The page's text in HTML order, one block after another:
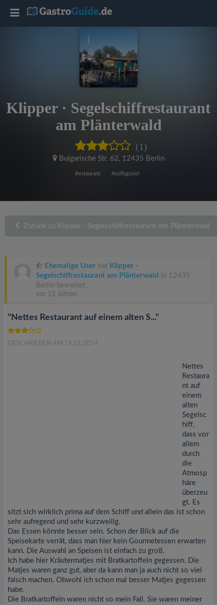
Klipper · Segelschiffrestaurant
am Plänterwald
(1)
Bulgarische Str. 62, 12435 Berlin
Restaurant Ausflugsziel
Zurück zu Klipper · Segelschiffrestaurant am Plänterwald
Ehemalige User hat Klipper ·
Segelschiffrestaurant am Plänterwald in 12435
Berlin bewertet.
vor 13 Jahren
"Nettes Restaurant auf einem alten S..."
GESCHRIEBEN AM 16.01.2014
Nettes
Restaura
nt auf
einem
alten
Segelsc
hiff,
dass vor
allem
durch
die
Atmosp
häre
überzeu
gt. Es
sitzt sich wirklich prima auf dem Schiff und allein das ist schon
sehr aufregend und sehr kurzweilig.
Das Essen könnte besser sein. Schon der Blick auf die
Speisekarte verrät, dass man hier kein Gourmetessen erwarten
kann. Die Auswahl an Speisen ist einfach zu groß.
Ich habe hier Kräutermatjes mit Bratkartoffeln gegessen. Die
Matjes waren ganz gut, aber da kann man ja auch nicht so viel
falsch machen. Obwohl ich schon mal besser Matjes gegessen
habe.
Die Bratkartoffeln waren nicht so mein Fall. Sie waren meiner
T
l
t
i